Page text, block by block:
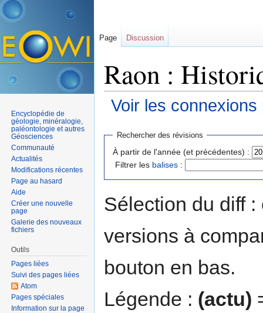
Raon :
Voir les
Rechercher des révisions
À partir de l'année (et précédentes) :
Filtrer les balises :
Sélection du diff
versions à
bouton en bas.
Légende : (actu)
Page Discussion
Encyclopédie de
géologie, minéralogie,
paléontologie et autres
Géosciences
Communauté
Actualités
Modifications récentes
Page au hasard
Aide
Créer une nouvelle
page
Galerie des nouveaux
fichiers
Outils
Pages liées
Suivi des pages liées
Atom
Pages spéciales
Information sur la page